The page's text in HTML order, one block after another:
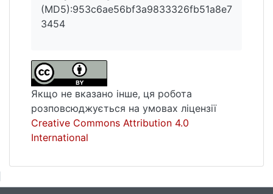
Найбільшими є зсувні деформації циліндра
вздовж границі контакту з оболонкою.
оцінка характерного часу усталення
повзучості.
(MD5):953c6ae56bf3a9833326fb51a8e7
3454
Якщо не вказано інше, ця робота
розповсюджується на умовах ліцензії
Creative Commons Attribution 4.0
International